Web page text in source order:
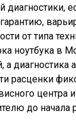
диагностики,
от типа
ноутбука в
а диагностика
расценки
до начала